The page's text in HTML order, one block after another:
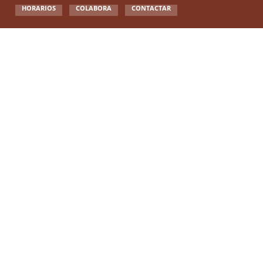
HORARIOS COLABORA CONTACTAR